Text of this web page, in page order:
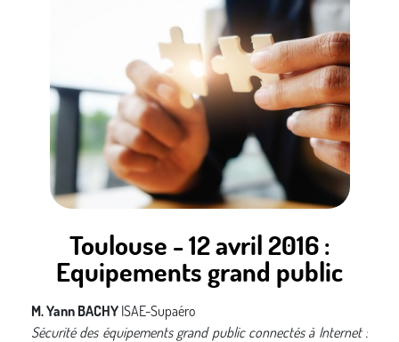
Est-il protéiforme, quelles sont ses fondations réelles, quelles
sont les forces qui l’animent? A quoi ressemble son empreinte
« Activités publiques »: cybercrime, cyberactivisme,
cyberconflits… ou plus discrètes: humint, cybint,
cybergéopolitique… nous parlerons aussi d’un point important:
comment le darknet nous impacte tous..
Toulouse - 12 avril 2016 :
Equipements grand public
M. Yann BACHY ISAE-Supaéro
Sécurité des équipements grand public connectés à Internet :